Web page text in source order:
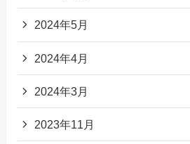
2024年5月
2024年4月
2024年3月
2023年11月